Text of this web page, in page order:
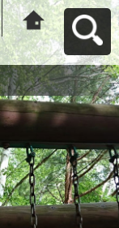
八千代市ボラン
ティア・市民活
動推進センター
へ戻る